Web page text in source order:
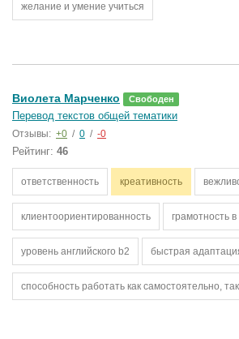
желание и умение учиться
Виолета Марченко Свободен
Перевод текстов общей тематики
Отзывы: +0 / 0 / -0
Рейтинг: 46
ответственность креативность
клиентоориентированность грамотность
уровень английского b2 быстрая
способность работать как самостоятельно,